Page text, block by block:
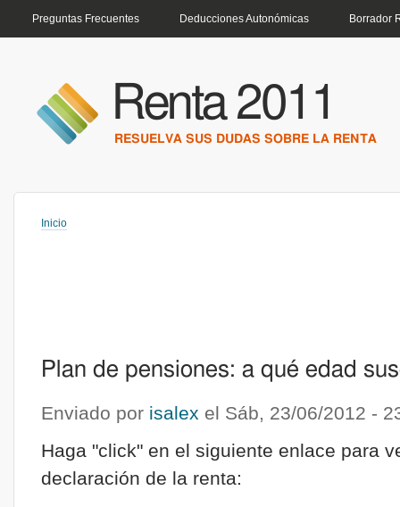
Preguntas Frecuentes Deducciones Autonómicas Borrador
Renta 2011
RESUELVA SUS DUDAS SOBRE LA RENTA
Usted está aquí
Inicio
Plan de pensiones: a qué edad
Enviado por isalex el Sáb, 23/06/2012 -
Haga "click" en el siguiente enlace para
declaración de la renta: